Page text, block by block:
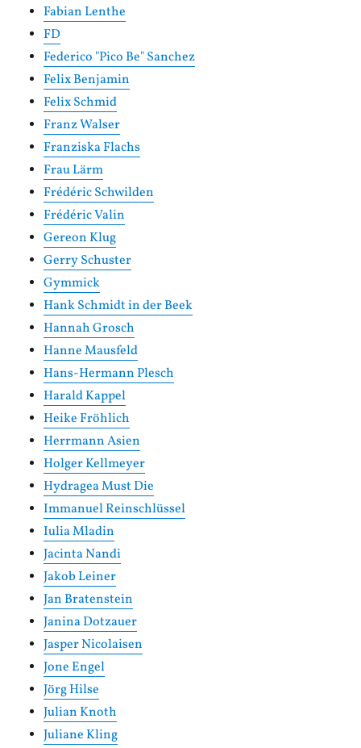
Fabian Lenthe
FD
Federico "Pico Be" Sanchez
Felix Benjamin
Felix Schmid
Franz Walser
Franziska Flachs
Frau Lärm
Frédéric Schwilden
Frédéric Valin
Gereon Klug
Gerry Schuster
Gymmick
Hank Schmidt in der Beek
Hannah Grosch
Hanne Mausfeld
Hans-Hermann Plesch
Harald Kappel
Heike Fröhlich
Herrmann Asien
Holger Kellmeyer
Hydragea Must Die
Immanuel Reinschlüssel
Iulia Mladin
Jacinta Nandi
Jakob Leiner
Jan Bratenstein
Janina Dotzauer
Jasper Nicolaisen
Jone Engel
Jörg Hilse
Julian Knoth
Juliane Kling